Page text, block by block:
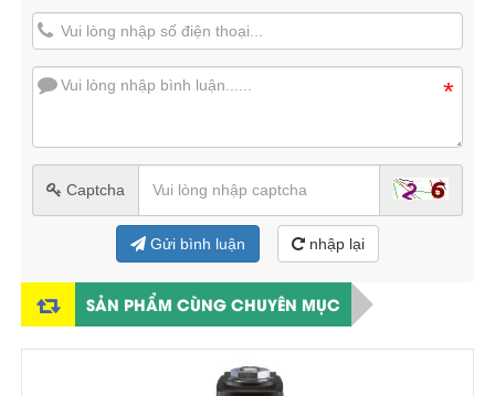
*
Captcha
Gửi bình luận nhập lại
SẢN PHẨM CÙNG CHUYÊN MỤC